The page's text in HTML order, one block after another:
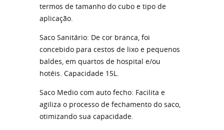
termos de tamanho do cubo e tipo de
aplicação.
Saco Sanitário: De cor branca, foi
concebido para cestos de lixo e pequenos
baldes, em quartos de hospital e/ou
hotéis. Capacidade 15L.
Saco Medio com auto fecho: Facilita e
agiliza o processo de fechamento do saco,
otimizando sua capacidade.